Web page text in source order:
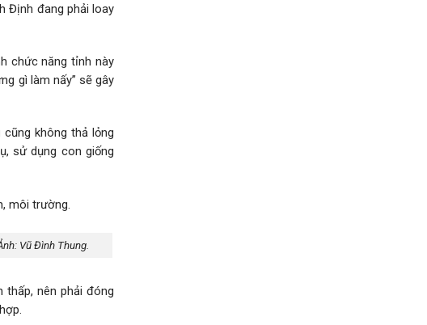
Định đang phải loay
chức năng tỉnh này
gì làm nấy” sẽ gây
không thả lỏng
sử dụng con giống
Vũ Đình Thung.
nên phải đóng